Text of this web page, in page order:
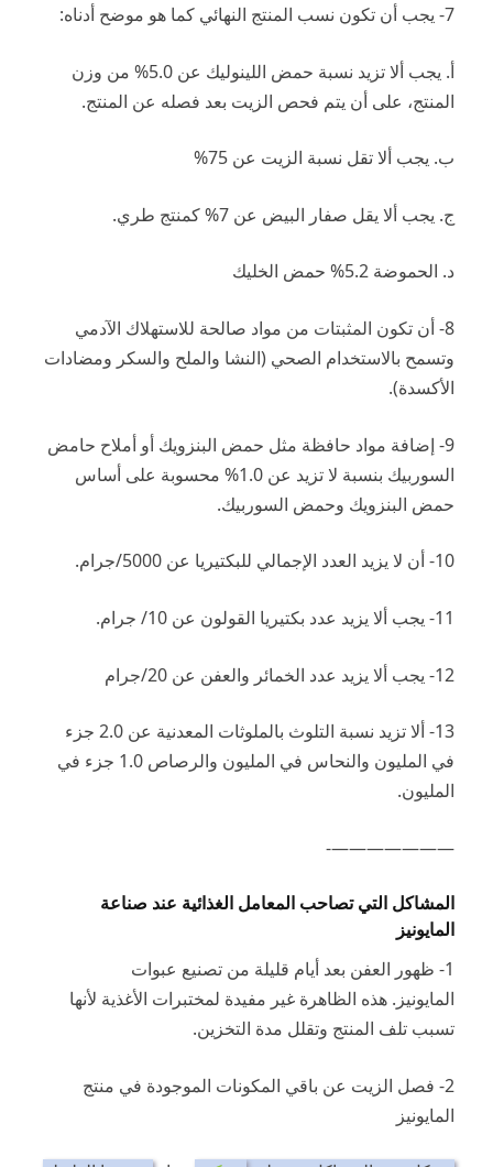
7- يجب أن تكون نسب المنتج النهائي كما هو موضح أدناه:
أ.
يجب ألا تزيد نسبة حمض اللينوليك عن 5.0% من وزن
المنتج، على أن يتم فحص الزيت بعد فصله عن المنتج.
ب. يجب ألا تقل نسبة الزيت عن 75%
ج. يجب ألا يقل صفار البيض عن 7% كمنتج طري.
د. الحموضة 5.2% حمض الخليك
8- أن تكون المثبتات من مواد صالحة للاستهلاك الآدمي
وتسمح بالاستخدام الصحي (النشا والملح والسكر ومضادات
الأكسدة).
9- إضافة مواد حافظة مثل حمض البنزويك أو أملاح حامض
السوربيك بنسبة لا تزيد عن 1.0% محسوبة على أساس
حمض البنزويك وحمض السوربيك.
10- أن لا يزيد العدد الإجمالي للبكتيريا عن 5000/جرام.
11- يجب ألا يزيد عدد بكتيريا القولون عن 10/ جرام.
12- يجب ألا يزيد عدد الخمائر والعفن عن 20/جرام
13- ألا تزيد نسبة التلوث بالملوثات المعدنية عن 2.0 جزء
في المليون والنحاس في المليون والرصاص 1.0 جزء في
المليون.
———————-
المشاكل التي تصاحب المعامل الغذائية عند صناعة
المايونيز
1- ظهور العفن بعد أيام قليلة من تصنيع عبوات
المايونيز. هذه الظاهرة غير مفيدة لمختبرات الأغذية لأنها
تسبب تلف المنتج وتقلل مدة التخزين.
2- فصل الزيت عن باقي المكونات الموجودة في منتج
المايونيز